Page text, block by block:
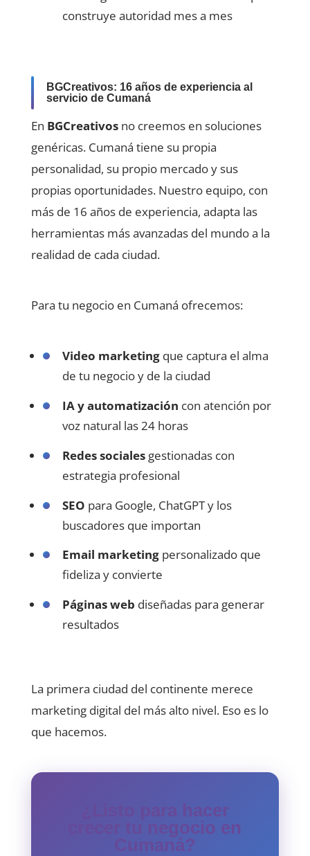
construye autoridad mes a mes
BGCreativos: 16 años de experiencia al
servicio de Cumaná
En BGCreativosno creemos en soluciones
genéricas. Cumaná tiene su propia
personalidad, su propio mercado y sus
propias oportunidades. Nuestro equipo, con
más de 16 años de experiencia, adapta las
herramientas más avanzadas del mundo a la
realidad de cada ciudad.
Para tu negocio en Cumaná ofrecemos:
Video marketing que captura el alma
de tu negocio y de la ciudad
IA y automatización con atención por
voz natural las 24 horas
Redes sociales gestionadas con
estrategia profesional
SEO para Google, ChatGPT y los
buscadores que importan
Email marketing personalizado que
fideliza y convierte
Páginas web diseñadas para generar
resultados
La primera ciudad del continente merece
marketing digital del más alto nivel. Eso es lo
que hacemos.
¿Listo para hacer
crecer tu negocio en
Cumaná?